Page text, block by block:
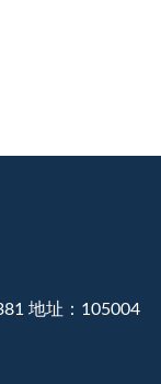
地址：105004